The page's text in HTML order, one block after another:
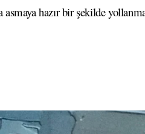
hazır bir şekilde